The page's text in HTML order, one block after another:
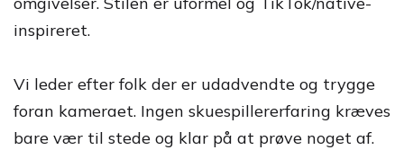
inspireret.
Vi leder efter folk der er udadvendte og trygge
foran kameraet. Ingen skuespillererfaring kræves
bare vær til stede og klar på at prøve noget af.